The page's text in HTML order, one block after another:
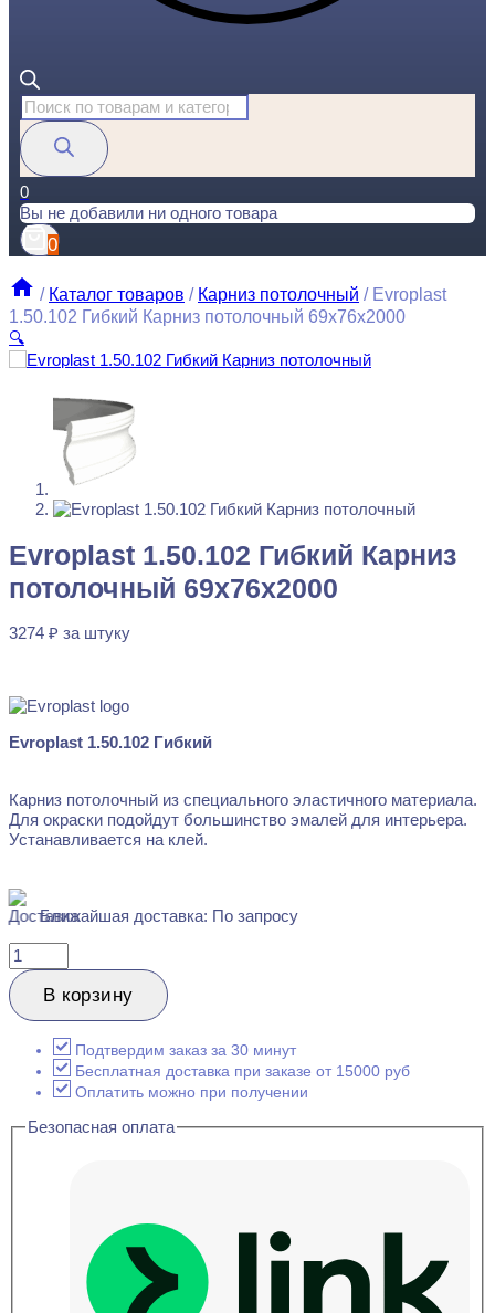
Поиск
товаров
0
Вы не добавили ни одного товара
0
/ Каталог товаров / Карниз потолочный / Evroplast
1.50.102 Гибкий Карниз потолочный 69x76x2000
🔍
Evroplast 1.50.102 Гибкий Карниз потолочный 69x76x2000
за штуку
Перейти в избранное Закрыть
Evroplast 1.50.102 Гибкий Карниз
потолочный 69x76x2000
3274 ₽ за штуку
Evroplast 1.50.102 Гибкий
Карниз потолочный из специального эластичного материала.
Для окраски подойдут большинство эмалей для интерьера.
Устанавливается на клей.
Ближайшая доставка: По запросу
Количество
товара
Evroplast
1.50.102
Карниз
потолочный
69x76x2000
В корзину
Подтвердим заказ за 30 минут
Бесплатная доставка при заказе от 15000 руб
Оплатить можно при получении
Безопасная оплата